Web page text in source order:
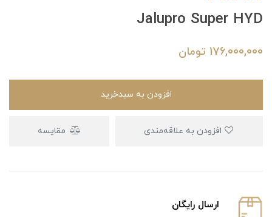
Jalupro Super HYD
176,000,000 تومان
افزودن به سبدخرید
مقایسه
ارسال رایگان